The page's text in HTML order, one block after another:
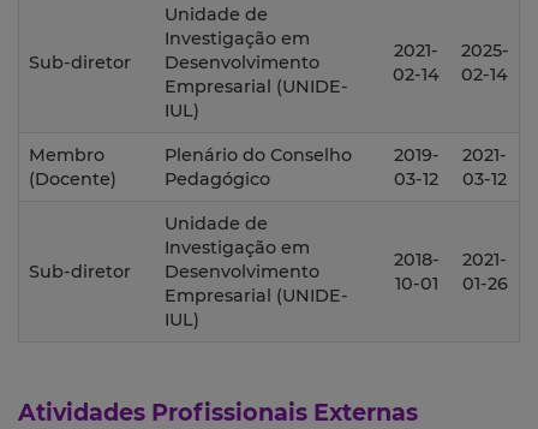
Sub-diretor
Unidade de
Investigação em
Desenvolvimento
Empresarial (UNIDE-
IUL)
2021-
02-14
2025-
02-14
Membro
(Docente)
Plenário do Conselho
Pedagógico
2019-
03-12
2021-
03-12
Sub-diretor
Unidade de
Investigação em
Desenvolvimento
Empresarial (UNIDE-
IUL)
2018-
10-01
2021-
01-26
Atividades Profissionais Externas